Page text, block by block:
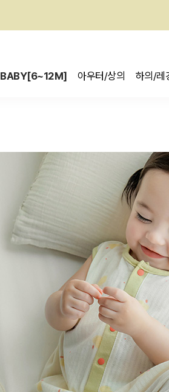
BABY[6~12M] 아우터/상의 하의/레